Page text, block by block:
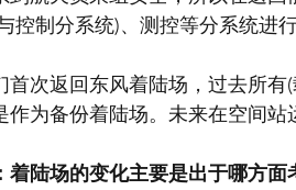
控制分系统)、测控等分系统进
返回东风着陆场，过去所有(
作为备份着陆场。未来在空间
着陆场的变化主要是出于哪方面